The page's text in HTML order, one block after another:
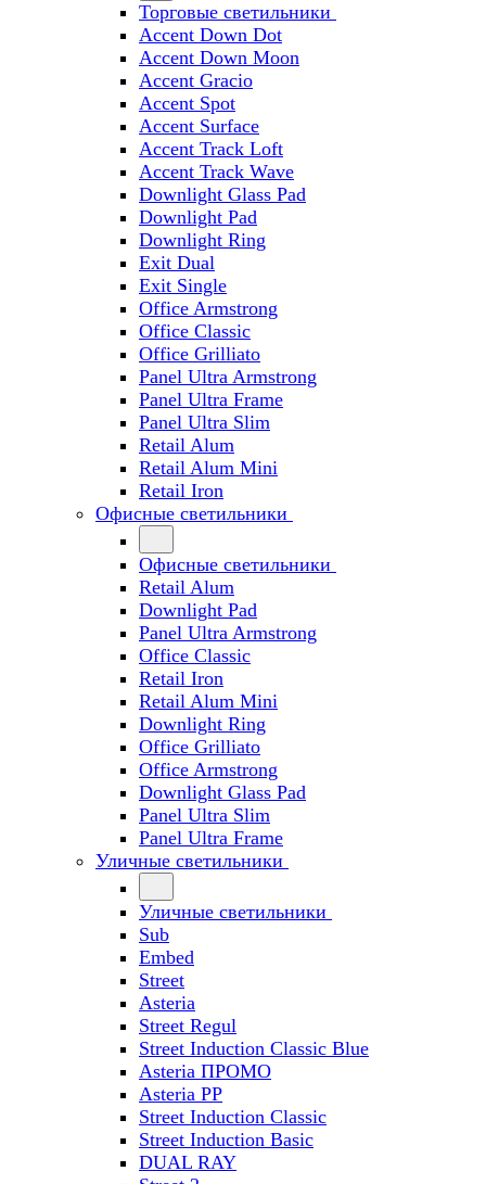
Торговые светильники
Accent Down Dot
Accent Down Moon
Accent Gracio
Accent Spot
Accent Surface
Accent Track Loft
Accent Track Wave
Downlight Glass Pad
Downlight Pad
Downlight Ring
Exit Dual
Exit Single
Office Armstrong
Office Classic
Office Grilliato
Panel Ultra Armstrong
Panel Ultra Frame
Panel Ultra Slim
Retail Alum
Retail Alum Mini
Retail Iron
Офисные светильники
Офисные светильники
Retail Alum
Downlight Pad
Panel Ultra Armstrong
Office Classic
Retail Iron
Retail Alum Mini
Downlight Ring
Office Grilliato
Office Armstrong
Downlight Glass Pad
Panel Ultra Slim
Panel Ultra Frame
Уличные светильники
Уличные светильники
Sub
Embed
Street
Asteria
Street Regul
Street Induction Classic Blue
Asteria ПРОМО
Asteria PP
Street Induction Classic
Street Induction Basic
DUAL RAY